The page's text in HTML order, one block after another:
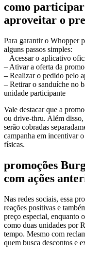
como
aproveitar o
Para garantir o Whopper
alguns passos simples:
– Acessar o aplicativo
– Ativar a oferta da
– Realizar o pedido pelo
– Retirar o sanduíche no
unidade participante
Vale destacar que a
ou drive-thru. Além
serão cobradas
campanha em incentivar
físicas.
promoções
com ações
Nas redes sociais, essa
reações positivas e
preço especial, enquanto
como duas unidades por
tempo. Mesmo com
quem busca descontos e